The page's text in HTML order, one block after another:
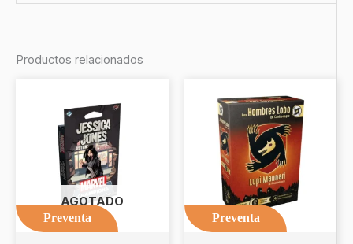
Effect El Juego de Tablero”
Debesacceder para publicar una valoración.
Productos relacionados
Preventa
AGOTADO
Preventa